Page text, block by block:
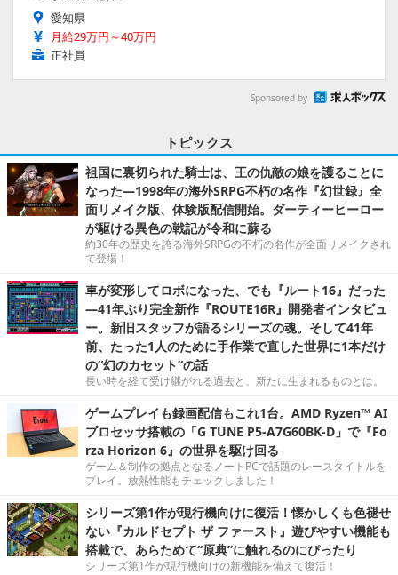
愛知県
月給29万円～40万円
正社員
Sponsored by
トピックス
祖国に裏切られた騎士は、王の仇敵の娘を護ることに
なった―1998年の海外SRPG不朽の名作『幻世録』全
面リメイク版、体験版配信開始。ダーティーヒーロー
が駆ける異色の戦記が令和に蘇る
約30年の歴史を誇る海外SRPGの不朽の名作が全面リメイクされ
て登場！
車が変形してロボになった、でも『ルート16』だった
―41年ぶり完全新作『ROUTE16R』開発者インタビュ
ー。新旧スタッフが語るシリーズの魂。そして41年
前、たった1人のために手作業で直した世界に1本だけ
の“幻のカセット”の話
長い時を経て受け継がれる過去と、新たに生まれるものとは。
ゲームプレイも録画配信もこれ1台。AMD Ryzen™ AI
プロセッサ搭載の「G TUNE P5-A7G60BK-D」で『Fo
rza Horizon 6』の世界を駆け回る
ゲーム＆制作の拠点となるノートPCで話題のレースタイトルを
プレイ。放熱性能もチェックしました！
シリーズ第1作が現行機向けに復活！懐かしくも色褪せ
ない『カルドセプト ザ ファースト』遊びやすい機能も
搭載で、あらためて“原典”に触れるのにぴったり
シリーズ第1作が現行機向けの新機能を備えて復活！